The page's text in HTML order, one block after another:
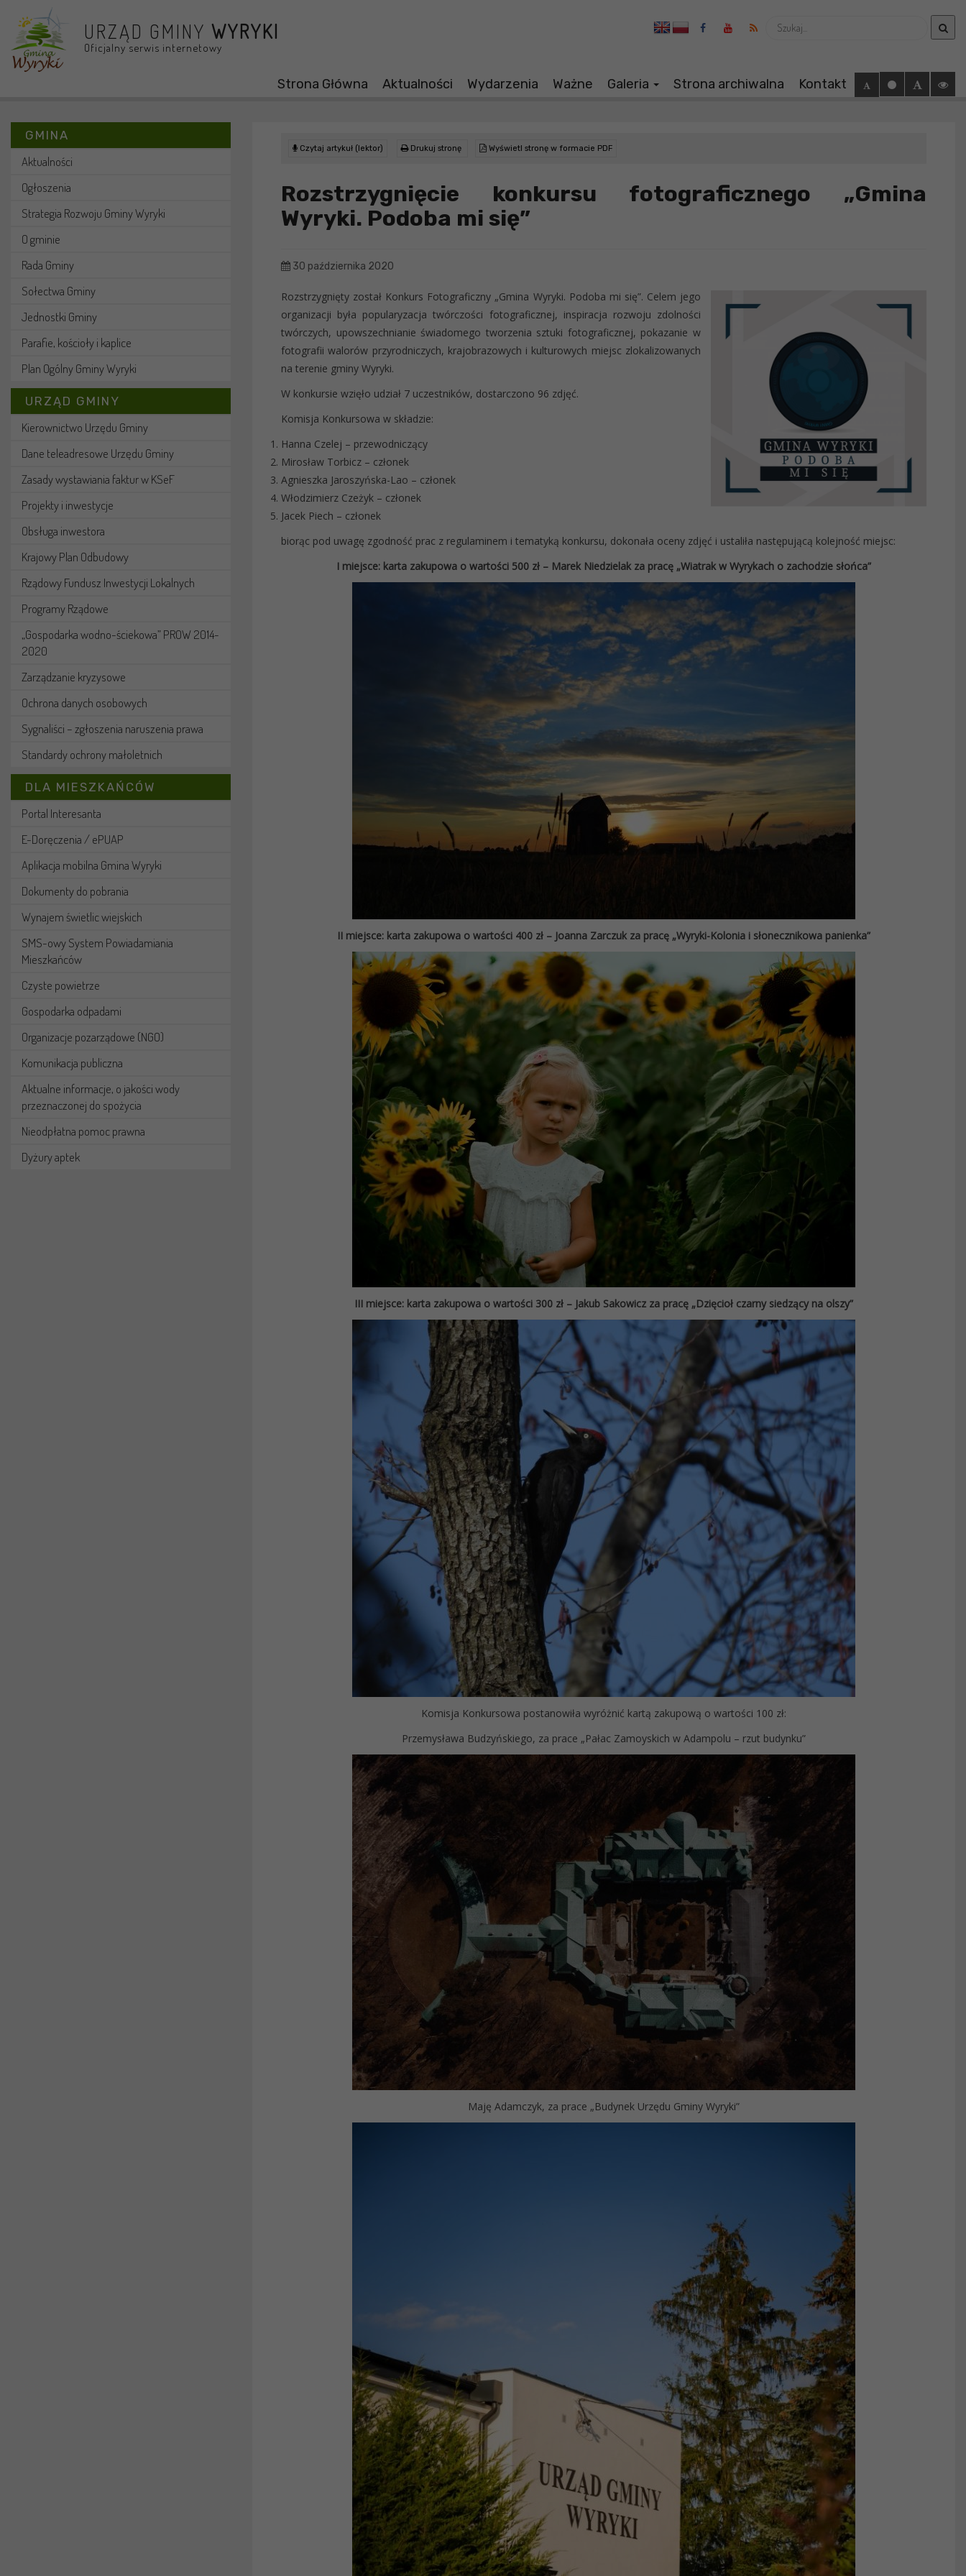
URZĄD GMINY WYRYKI
Oficjalny serwis internetowy
Wyszukaj
Strona Główna Aktualności Wydarzenia Ważne Galeria Strona archiwalna Kontakt
GMINA
Aktualności
Ogłoszenia
Strategia Rozwoju Gminy Wyryki
O gminie
Rada Gminy
Sołectwa Gminy
Jednostki Gminy
Parafie, kościoły i kaplice
Plan Ogólny Gminy Wyryki
URZĄD GMINY
Kierownictwo Urzędu Gminy
Dane teleadresowe Urzędu Gminy
Zasady wystawiania faktur w KSeF
Projekty i inwestycje
Obsługa inwestora
Krajowy Plan Odbudowy
Rządowy Fundusz Inwestycji Lokalnych
Programy Rządowe
„Gospodarka wodno-ściekowa” PROW 2014-
2020
Zarządzanie kryzysowe
Ochrona danych osobowych
Sygnaliści – zgłoszenia naruszenia prawa
Standardy ochrony małoletnich
DLA MIESZKAŃCÓW
Portal Interesanta
E-Doręczenia / ePUAP
Aplikacja mobilna Gmina Wyryki
Dokumenty do pobrania
Wynajem świetlic wiejskich
SMS-owy System Powiadamiania
Mieszkańców
Czyste powietrze
Gospodarka odpadami
Organizacje pozarządowe (NGO)
Komunikacja publiczna
Aktualne informacje, o jakości wody
przeznaczonej do spożycia
Nieodpłatna pomoc prawna
Dyżury aptek
Czytaj artykuł (lektor) Drukuj stronę Wyświetl stronę w formacie PDF
Rozstrzygnięcie konkursu fotograficznego „Gmina
Wyryki. Podoba mi się”
30 października 2020
Rozstrzygnięty został Konkurs Fotograficzny „Gmina Wyryki. Podoba mi się”. Celem jego
organizacji była popularyzacja twórczości fotograficznej, inspiracja rozwoju zdolności
twórczych, upowszechnianie świadomego tworzenia sztuki fotograficznej, pokazanie w
fotografii walorów przyrodniczych, krajobrazowych i kulturowych miejsc zlokalizowanych
na terenie gminy Wyryki.
W konkursie wzięło udział 7 uczestników, dostarczono 96 zdjęć.
Komisja Konkursowa w składzie:
Hanna Czelej – przewodniczący
Mirosław Torbicz – członek
Agnieszka Jaroszyńska-Lao – członek
Włodzimierz Czeżyk – członek
Jacek Piech – członek
biorąc pod uwagę zgodność prac z regulaminem i tematyką konkursu, dokonała oceny zdjęć i ustaliła następującą kolejność miejsc:
I miejsce: karta zakupowa o wartości 500 zł – Marek Niedzielak za pracę „Wiatrak w Wyrykach o zachodzie słońca”
II miejsce: karta zakupowa o wartości 400 zł – Joanna Zarczuk za pracę „Wyryki-Kolonia i słonecznikowa panienka”
III miejsce: karta zakupowa o wartości 300 zł – Jakub Sakowicz za pracę „Dzięcioł czarny siedzący na olszy”
Komisja Konkursowa postanowiła wyróżnić kartą zakupową o wartości 100 zł:
Przemysława Budzyńskiego, za prace „Pałac Zamoyskich w Adampolu – rzut budynku”
Maję Adamczyk, za prace „Budynek Urzędu Gminy Wyryki”